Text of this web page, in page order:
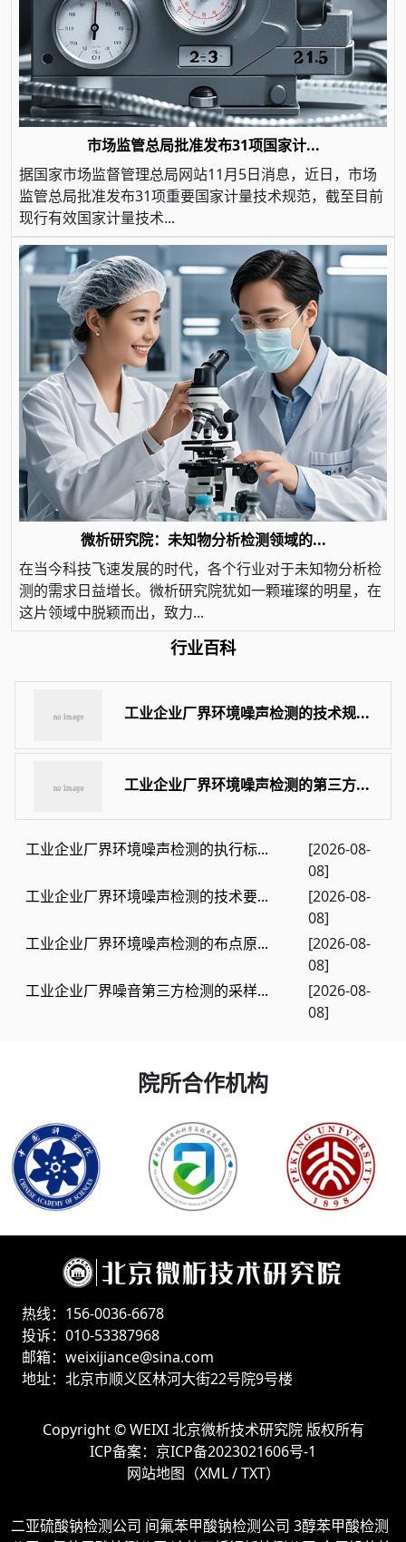
市场监管总局批准发布31项国家计...
据国家市场监督管理总局网站11月5日消息，近日，市场
监管总局批准发布31项重要国家计量技术规范，截至目前
现行有效国家计量技术...
微析研究院：未知物分析检测领域的...
在当今科技飞速发展的时代，各个行业对于未知物分析检
测的需求日益增长。微析研究院犹如一颗璀璨的明星，在
这片领域中脱颖而出，致力...
行业百科
工业企业厂界环境噪声检测的技术规...
工业企业厂界环境噪声检测的第三方...
工业企业厂界环境噪声检测的执行标...
[2026-08-
08]
工业企业厂界环境噪声检测的技术要...
[2026-08-
08]
工业企业厂界环境噪声检测的布点原...
[2026-08-
08]
工业企业厂界噪音第三方检测的采样...
[2026-08-
08]
院所合作机构
热线：156-0036-6678
投诉：010-53387968
邮箱：weixijiance@sina.com
地址：北京市顺义区林河大街22号院9号楼
Copyright ©WEIXI 北京微析技术研究院版权所有
ICP备案： 京ICP备2023021606号-1
网站地图（XML/TXT）
二亚硫酸钠检测公司 间氟苯甲酸钠检测公司 3醇苯甲酸检测